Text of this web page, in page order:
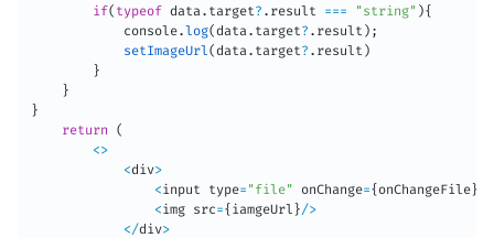
if( typeof data . target? . result === "string" ){
			console
.log(data . target? . result ) ;
setImageUrl(data . target? . result )
}
}
}
return
(
<>
<div>
<input type= "file" onChange={ onChangeFile }
<img src={ iamgeUrl }/>
</div>